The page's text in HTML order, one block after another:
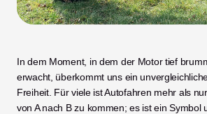
In dem Moment, in dem der Motor tief
erwacht, überkommt uns ein
Freiheit. Für viele ist Autofahren mehr als
von A nach B zu kommen; es ist ein Symbol